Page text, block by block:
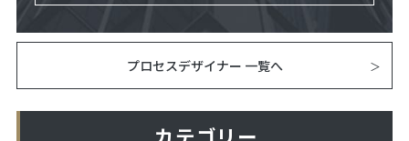
プロセスデザイナー 一覧へ